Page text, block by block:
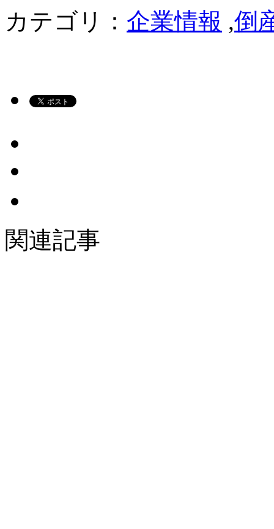
カテゴリ： 企業情報 ,倒
関連記事